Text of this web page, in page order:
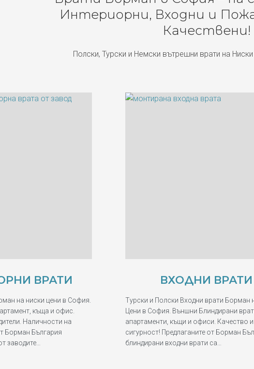
Интериорни, Входни и
Качествени!
Полски, Турски и Немски вътрешни врати на
ВРАТИ
на ниски цени в София.
къща и офис.
Наличности на
Борман България
заводите…
ВХОДНИ ВРАТИ
Турски и Полски Входни врати Борман
Цени в София. Външни Блиндирани
апартаменти, къщи и офиси. Качество и
сигурност! Предлаганите от Борман
блиндирани входни врати са…